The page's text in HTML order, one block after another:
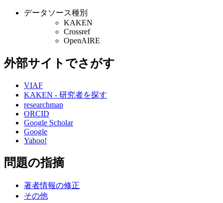
データソース種別
KAKEN
Crossref
OpenAIRE
外部サイトでさがす
VIAF
KAKEN - 研究者を探す
researchmap
ORCID
Google Scholar
Google
Yahoo!
問題の指摘
著者情報の修正
その他